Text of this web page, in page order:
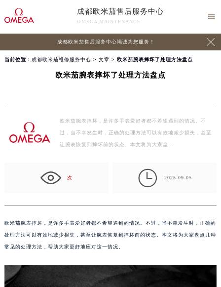
成都欧米茄售后服务中心
OMEGA MAINTENANCE

成都欧米茄售后服务中心竭诚为您服务！ 
当前位置： 成都欧米茄维修服务中心 > 文章 > 欧米茄腕表摔坏了处理方法盘点
欧米茄腕表摔坏了处理方法盘点
欧米茄腕表摔坏，是许多手表爱好者都不希望遇到的情况。不
过，当不幸发生时，正确的处理方法可以有效地减少损失，甚至
让腕表恢复到摔坏前的状态。本文将为大家盘…
次  2025-09-05
欧米茄腕表摔坏，是许多手表爱好者都不希望遇到的情况。不过，当不幸发生时，正确的
处理方法可以有效地减少损失，甚至让腕表恢复到摔坏前的状态。本文将为大家盘点几种
常见的处理方法，帮助大家更好地应对这一情况。